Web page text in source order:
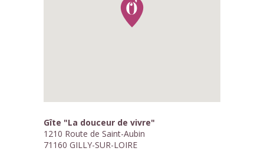
Gîte "La douceur de vivre"
1210 Route de Saint-Aubin
71160 GILLY-SUR-LOIRE